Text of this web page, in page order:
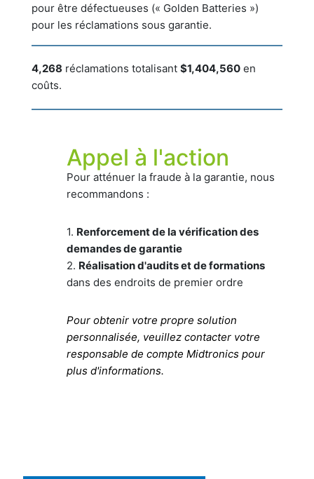
pour être défectueuses (« Golden Batteries »)
pour les réclamations sous garantie.
4,268 réclamations totalisant $1,404,560en
coûts.
Appel à l'action
Pour atténuer la fraude à la garantie, nous
recommandons :
1. Renforcement de la vérification des
demandes de garantie
2. Réalisation d'audits et de formations
dans des endroits de premier ordre
Pour obtenir votre propre solution
personnalisée, veuillez contacter votre
responsable de compte Midtronics pour
plus d'informations.